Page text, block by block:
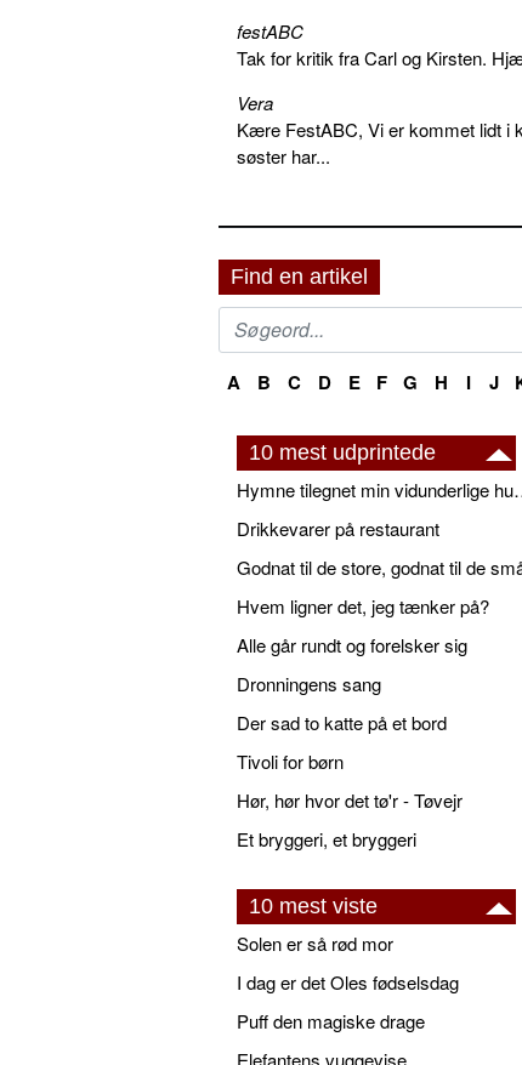
festABC
Tak for kritik fra Carl og Kirsten.
Vera
Kære FestABC, Vi er kommet lidt i
søster har...
Find en artikel
A B C D E F G H I J
10 mest udprintede
Hymne
Drikkevarer på restaurant
Godnat til de store, godnat til de
Hvem ligner det, jeg tænker på?
Alle går rundt og forelsker sig
Dronningens sang
Der sad to katte på et bord
Tivoli for børn
Hør, hør hvor det tø'r - Tøvejr
Et bryggeri, et bryggeri
10 mest viste
Solen er så rød mor
I dag er det Oles fødselsdag
Puff den magiske drage
Elefantens vuggevise